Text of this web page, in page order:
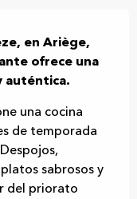
en Ariège,
ofrece una
auténtica.
una cocina
de temporada
sabrosos y
del priorato